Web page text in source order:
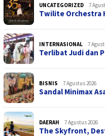
UNCATEGORIZED 7
Twilite Orchestra
INTERNASIONAL 7
Terlibat Judi dan
BISNIS 7 Agustus 2026
Sandal Minimax
DAERAH 7 Agustus 2026
The Skyfront,